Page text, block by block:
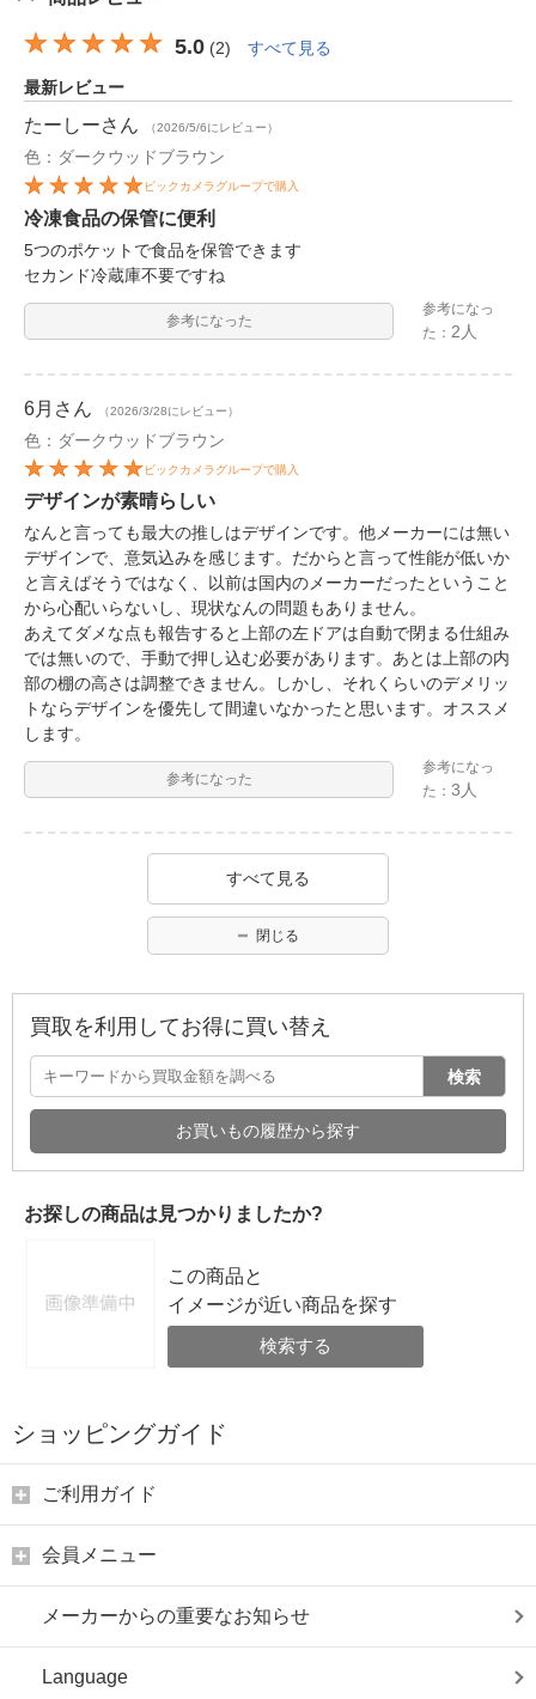
5.0 (2) すべて見る
最新レビュー
たーしーさん （2026/5/6にレビュー）
色：ダークウッドブラウン
ビックカメラグループで購入
冷凍食品の保管に便利
5つのポケットで食品を保管できます
セカンド冷蔵庫不要ですね
参考になった
参考になっ
た： 2人
6月 さん （2026/3/28にレビュー）
色：ダークウッドブラウン
ビックカメラグループで購入
デザインが素晴らしい
なんと言っても最大の推しはデザインです。他メーカーには無い
デザインで、意気込みを感じます。だからと言って性能が低いか
と言えばそうではなく、以前は国内のメーカーだったということ
から心配いらないし、現状なんの問題もありません。
あえてダメな点も報告すると上部の左ドアは自動で閉まる仕組み
では無いので、手動で押し込む必要があります。あとは上部の内
部の棚の高さは調整できません。しかし、それくらいのデメリッ
トならデザインを優先して間違いなかったと思います。オススメ
します。
参考になった
参考になっ
た：3人
すべて見る
閉じる
買取を利用してお得に買い替え
検索
お買いもの履歴から探す
お探しの商品は見つかりましたか?
この商品と
イメージが近い商品を探す
検索する
ショッピングガイド
ご利用ガイド
会員メニュー
メーカーからの重要なお知らせ
Language